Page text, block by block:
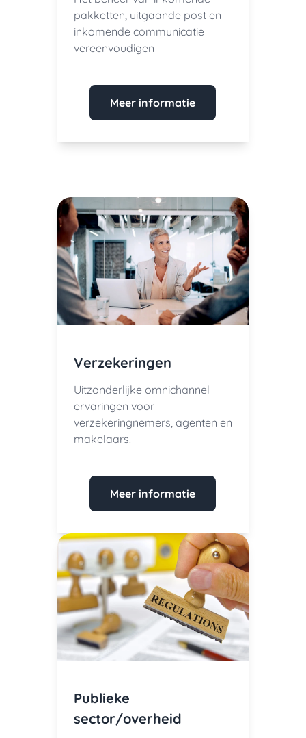
pakketten, uitgaande post en
inkomende communicatie
vereenvoudigen
Meer informatie
Verzekeringen
Uitzonderlijke omnichannel
ervaringen voor
verzekeringnemers, agenten en
makelaars.
Meer informatie
Publieke
sector/overheid